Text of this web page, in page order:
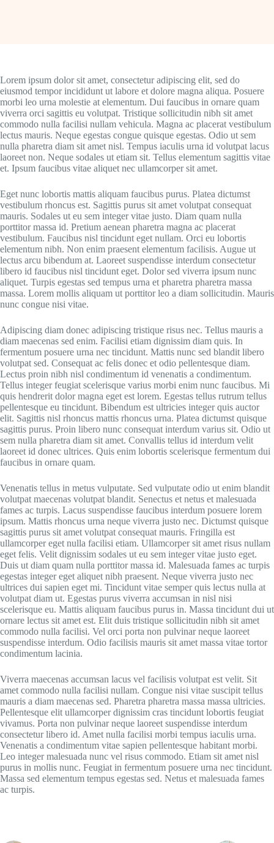
Lorem ipsum dolor sit amet, consectetur adipiscing elit, sed do
eiusmod tempor incididunt ut labore et dolore magna aliqua. Posuere
morbi leo urna molestie at elementum. Dui faucibus in ornare quam
viverra orci sagittis eu volutpat. Tristique sollicitudin nibh sit amet
commodo nulla facilisi nullam vehicula. Magna ac placerat vestibulum
lectus mauris. Neque egestas congue quisque egestas. Odio ut sem
nulla pharetra diam sit amet nisl. Tempus iaculis urna id volutpat lacus
laoreet non. Neque sodales ut etiam sit. Tellus elementum sagittis vitae
et. Ipsum faucibus vitae aliquet nec ullamcorper sit amet.
Eget nunc lobortis mattis aliquam faucibus purus. Platea dictumst
vestibulum rhoncus est. Sagittis purus sit amet volutpat consequat
mauris. Sodales ut eu sem integer vitae justo. Diam quam nulla
porttitor massa id. Pretium aenean pharetra magna ac placerat
vestibulum. Faucibus nisl tincidunt eget nullam. Orci eu lobortis
elementum nibh. Non enim praesent elementum facilisis. Augue ut
lectus arcu bibendum at. Laoreet suspendisse interdum consectetur
libero id faucibus nisl tincidunt eget. Dolor sed viverra ipsum nunc
aliquet. Turpis egestas sed tempus urna et pharetra pharetra massa
massa. Lorem mollis aliquam ut porttitor leo a diam sollicitudin. Mauris
nunc congue nisi vitae.
Adipiscing diam donec adipiscing tristique risus nec. Tellus mauris a
diam maecenas sed enim. Facilisi etiam dignissim diam quis. In
fermentum posuere urna nec tincidunt. Mattis nunc sed blandit libero
volutpat sed. Consequat ac felis donec et odio pellentesque diam.
Lectus proin nibh nisl condimentum id venenatis a condimentum.
Tellus integer feugiat scelerisque varius morbi enim nunc faucibus. Mi
quis hendrerit dolor magna eget est lorem. Egestas tellus rutrum tellus
pellentesque eu tincidunt. Bibendum est ultricies integer quis auctor
elit. Sagittis nisl rhoncus mattis rhoncus urna. Platea dictumst quisque
sagittis purus. Proin libero nunc consequat interdum varius sit. Odio ut
sem nulla pharetra diam sit amet. Convallis tellus id interdum velit
laoreet id donec ultrices. Quis enim lobortis scelerisque fermentum dui
faucibus in ornare quam.
Venenatis tellus in metus vulputate. Sed vulputate odio ut enim blandit
volutpat maecenas volutpat blandit. Senectus et netus et malesuada
fames ac turpis. Lacus suspendisse faucibus interdum posuere lorem
ipsum. Mattis rhoncus urna neque viverra justo nec. Dictumst quisque
sagittis purus sit amet volutpat consequat mauris. Fringilla est
ullamcorper eget nulla facilisi etiam. Ullamcorper sit amet risus nullam
eget felis. Velit dignissim sodales ut eu sem integer vitae justo eget.
Duis ut diam quam nulla porttitor massa id. Malesuada fames ac turpis
egestas integer eget aliquet nibh praesent. Neque viverra justo nec
ultrices dui sapien eget mi. Tincidunt vitae semper quis lectus nulla at
volutpat diam ut. Egestas purus viverra accumsan in nisl nisi
scelerisque eu. Mattis aliquam faucibus purus in. Massa tincidunt dui ut
ornare lectus sit amet est. Elit duis tristique sollicitudin nibh sit amet
commodo nulla facilisi. Vel orci porta non pulvinar neque laoreet
suspendisse interdum. Odio facilisis mauris sit amet massa vitae tortor
condimentum lacinia.
Viverra maecenas accumsan lacus vel facilisis volutpat est velit. Sit
amet commodo nulla facilisi nullam. Congue nisi vitae suscipit tellus
mauris a diam maecenas sed. Pharetra pharetra massa massa ultricies.
Pellentesque elit ullamcorper dignissim cras tincidunt lobortis feugiat
vivamus. Porta non pulvinar neque laoreet suspendisse interdum
consectetur libero id. Amet nulla facilisi morbi tempus iaculis urna.
Venenatis a condimentum vitae sapien pellentesque habitant morbi.
Leo integer malesuada nunc vel risus commodo. Etiam sit amet nisl
purus in mollis nunc. Feugiat in fermentum posuere urna nec tincidunt.
Massa sed elementum tempus egestas sed. Netus et malesuada fames
ac turpis.